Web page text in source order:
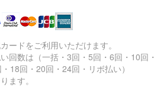
ードをご利用いただけます。
回数は（一括・3回・5回・6回・10回・
18回・20回・24回・リボ払い）
ます。